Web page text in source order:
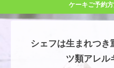
ケーキご予約
シェフは生まれつき
ツ類アレル